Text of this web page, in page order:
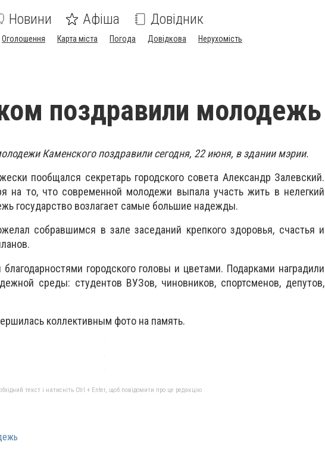
Новини Афіша Довідник
Оголошення Карта міста Погода Довідкова Нерухомість
поздравили молодежь
Каменского поздравили сегодня, 22 июня, в здании мэрии.
пообщался секретарь городского совета Александр Залевский.
на то, что современной молодежи выпала участь жить в нелегкий
государство возлагает самые большие надежды.
собравшимся в зале заседаний крепкого здоровья, счастья и
городского головы и цветами. Подарками наградили
среды: студентов ВУЗов, чиновников, спортсменов, депутов,
коллективным фото на память.
текст і натисніть Ctrl + Enter, щоб повідомити про це редакцію